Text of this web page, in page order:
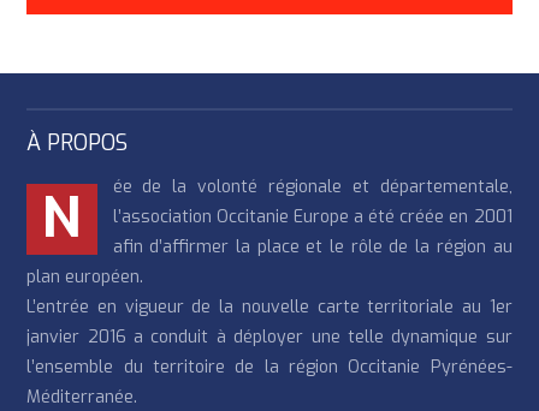
À PROPOS
N
ée de la volonté régionale et départementale,
l’association Occitanie Europe a été créée en 2001
afin d’affirmer la place et le rôle de la région au
plan européen.
L’entrée en vigueur de la nouvelle carte territoriale au 1er
janvier 2016 a conduit à déployer une telle dynamique sur
l’ensemble du territoire de la région Occitanie Pyrénées-
Méditerranée.